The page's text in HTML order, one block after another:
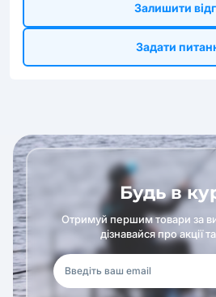
Залишити
Задати
Будь в
Отримуй першим товари за
дізнавайся про акції